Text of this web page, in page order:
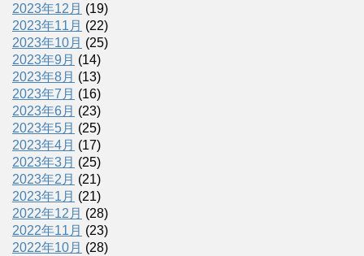
2023年12月 (19)
2023年11月 (22)
2023年10月 (25)
2023年9月 (14)
2023年8月 (13)
2023年7月 (16)
2023年6月 (23)
2023年5月 (25)
2023年4月 (17)
2023年3月 (25)
2023年2月 (21)
2023年1月 (21)
2022年12月 (28)
2022年11月 (23)
2022年10月 (28)